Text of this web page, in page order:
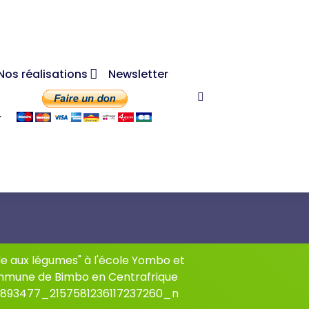
réalisations Newsletter
aux légumes" à l'école Yombo et
de Bimbo en Centrafrique